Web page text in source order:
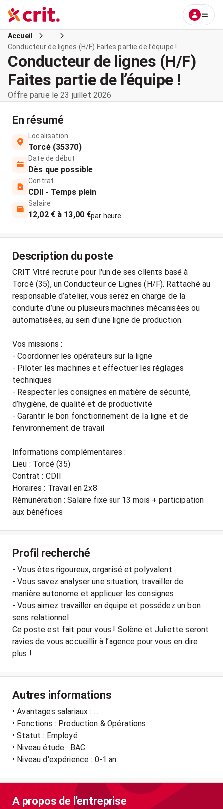
Accueil
Conducteur de lignes (H/F) Faites partie de l’équipe !
Conducteur de lignes (H/F)
Faites partie de l’équipe !
Offre parue le 23 juillet 2026
En résumé
Localisation
Torcé (35370)
Date de début
Dès que possible
Contrat
CDII - Temps plein
Salaire
12,02 € à 13,00 €par heure
Description du poste
CRIT Vitré recrute pour l'un de ses clients basé à
Torcé (35), un Conducteur de Lignes (H/F). Rattaché au
responsable d’atelier, vous serez en charge de la
conduite d’une ou plusieurs machines mécanisées ou
automatisées, au sein d’une ligne de production.
Vos missions :
- Coordonner les opérateurs sur la ligne
- Piloter les machines et effectuer les réglages
techniques
- Respecter les consignes en matière de sécurité,
d’hygiène, de qualité et de productivité
- Garantir le bon fonctionnement de la ligne et de
l’environnement de travail
Informations complémentaires :
Lieu : Torcé (35)
Contrat : CDII
Horaires : Travail en 2x8
Rémunération : Salaire fixe sur 13 mois + participation
aux bénéfices
Profil recherché
- Vous êtes rigoureux, organisé et polyvalent
- Vous savez analyser une situation, travailler de
manière autonome et appliquer les consignes
- Vous aimez travailler en équipe et possédez un bon
sens relationnel
Ce poste est fait pour vous ! Solène et Juliette seront
ravies de vous accueillir à l’agence pour vous en dire
plus !
Autres informations
• Avantages salariaux : ...
• Fonctions : Production & Opérations
• Statut : Employé
• Niveau étude : BAC
• Niveau d'expérience : 0-1 an
A propos de l'entreprise